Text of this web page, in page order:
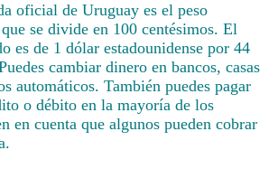
oficial de Uruguay es el peso
se divide en 100 centésimos. El
es de 1 dólar estadounidense por 44
cambiar dinero en bancos, casas
automáticos. También puedes pagar
o débito en la mayoría de los
en cuenta que algunos pueden cobrar